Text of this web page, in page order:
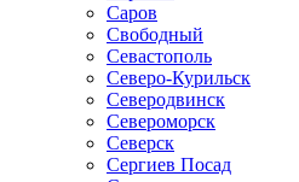
Саров
Свободный
Севастополь
Северо-Курильск
Северодвинск
Североморск
Северск
Сергиев Посад